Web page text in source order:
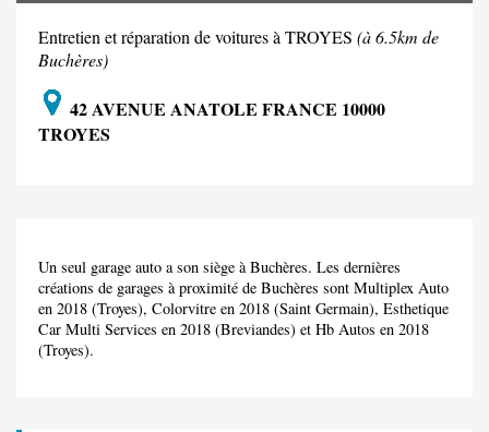
Entretien et réparation de voitures à TROYES (à 6.5km de
Buchères)
42 AVENUE ANATOLE FRANCE 10000
TROYES
Un seul garage auto a son siège à Buchères. Les dernières
créations de garages à proximité de Buchères sont Multiplex Auto
en 2018 (Troyes), Colorvitre en 2018 (Saint Germain), Esthetique
Car Multi Services en 2018 (Breviandes) et Hb Autos en 2018
(Troyes).